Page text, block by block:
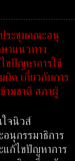
ระชุมคณะอนุ
าแนวทาง
ขปัญหาการใช้
ผิด เกี่ยวกับการ
ามชาติ สภาผู้
จนิวส์
นุกรรมาธิการ
ก้ไขปัญหาการ